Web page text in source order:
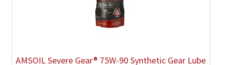
AMSOIL Severe Gear® 75W-90 Synthetic Gear Lube
zobrazit